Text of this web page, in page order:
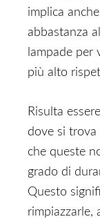
implica
abbastanza
lampade per
più alto
Risulta
dove si trova
che queste
grado di
Questo
rimpiazzarle,